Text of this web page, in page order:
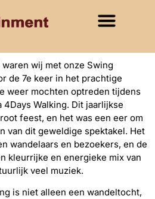
wij met onze Swing
de 7e keer in het prachtige
weer mochten optreden tijdens
Walking. Dit jaarlijkse
feest, en het was een eer om
van dit geweldige spektakel. Het
wandelaars en bezoekers, en de
kleurrijke en energieke mix van
veel muziek.
is niet alleen een wandeltocht,